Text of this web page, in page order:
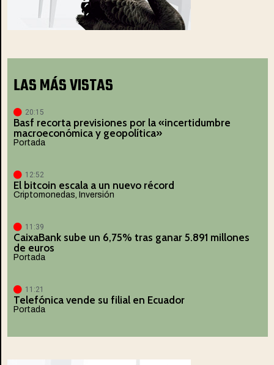
LAS MÁS VISTAS
20:15
Basf recorta previsiones por la «incertidumbre
macroeconómica y geopolítica»
Portada
12:52
El bitcoin escala a un nuevo récord
Criptomonedas Inversión
11:39
CaixaBank sube un 6,75% tras ganar 5.891 millones
de euros
Portada
11:21
Telefónica vende su filial en Ecuador
Portada